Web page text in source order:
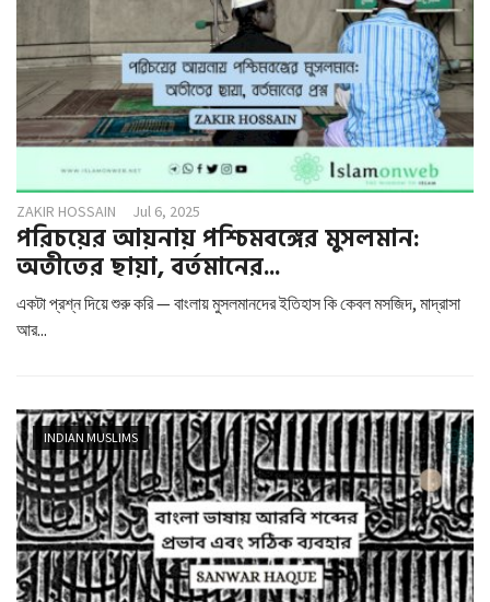
ZAKIR HOSSAIN Jul 6, 2025
পরিচয়ের আয়নায় পশ্চিমবঙ্গের মুসলমান:
অতীতের ছায়া, বর্তমানের...
একটা প্রশ্ন দিয়ে শুরু করি — বাংলায় মুসলমানদের ইতিহাস কি কেবল মসজিদ, মাদ্রাসা
আর...
INDIAN MUSLIMS